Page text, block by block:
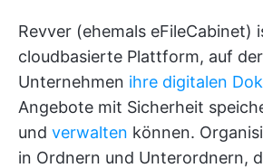
Revver (ehemals eFileCabinet)
cloudbasierte Plattform, auf
Unternehmen ihre digitalen
Angebote mit Sicherheit
und verwalten können.
in Ordnern und Unterordnern,